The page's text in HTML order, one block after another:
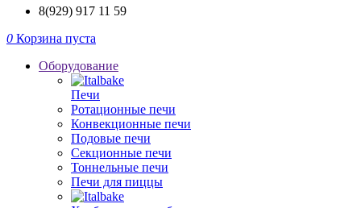
8(929) 917 11 59
0 Корзина пуста
Оборудование
Печи
Ротационные печи
Конвекционные печи
Подовые печи
Секционные печи
Тоннельные печи
Печи для пиццы